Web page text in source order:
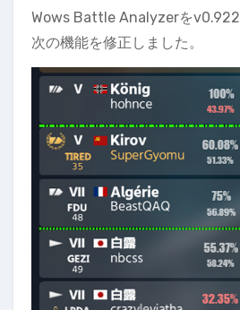
Wows Battle Analyzerを
次の機能を修正しました。